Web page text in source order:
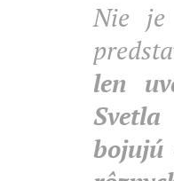
Nie je
len
bojujú